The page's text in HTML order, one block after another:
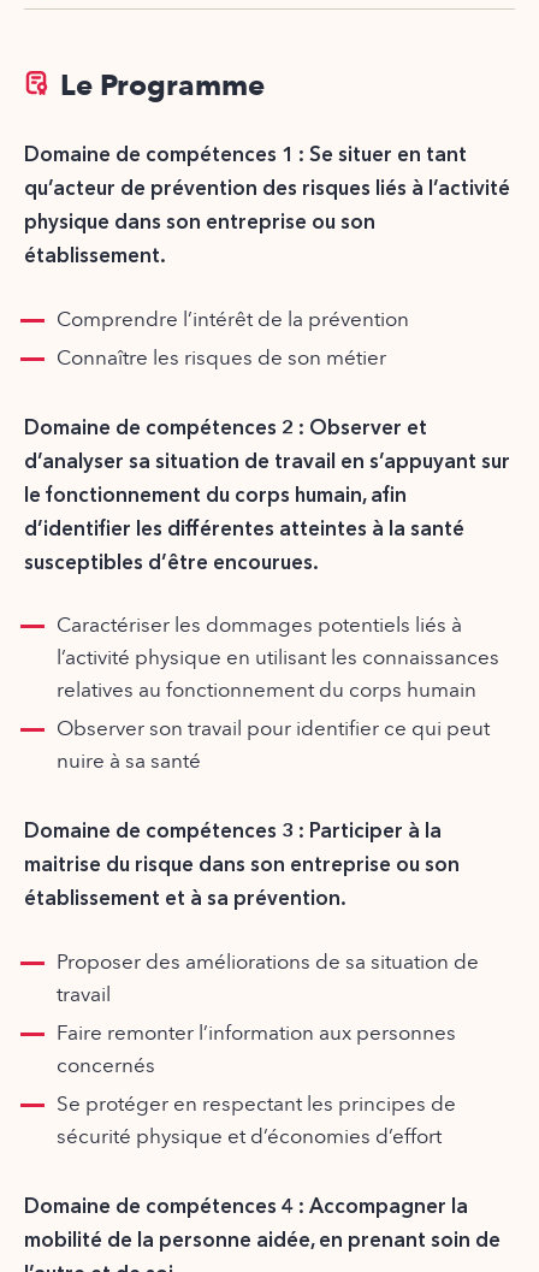
Le Programme
Domaine de compétences 1 : Se situer en tant
qu’acteur de prévention des risques liés à l’activité
physique dans son entreprise ou son
établissement.
Comprendre l’intérêt de la prévention
Connaître les risques de son métier
Domaine de compétences 2 : Observer et
d’analyser sa situation de travail en s’appuyant sur
le fonctionnement du corps humain, afin
d’identifier les différentes atteintes à la santé
susceptibles d’être encourues.
Caractériser les dommages potentiels liés à
l’activité physique en utilisant les connaissances
relatives au fonctionnement du corps humain
Observer son travail pour identifier ce qui peut
nuire à sa santé
Domaine de compétences 3 : Participer à la
maitrise du risque dans son entreprise ou son
établissement et à sa prévention.
Proposer des améliorations de sa situation de
travail
Faire remonter l’information aux personnes
concernés
Se protéger en respectant les principes de
sécurité physique et d’économies d’effort
Domaine de compétences 4 : Accompagner la
mobilité de la personne aidée, en prenant soin de